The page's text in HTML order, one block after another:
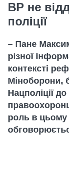
ВР не
поліції
– Пане
різної
контексті
Міноборони,
Нацполіції
роль в